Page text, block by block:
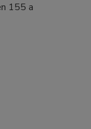
155 a